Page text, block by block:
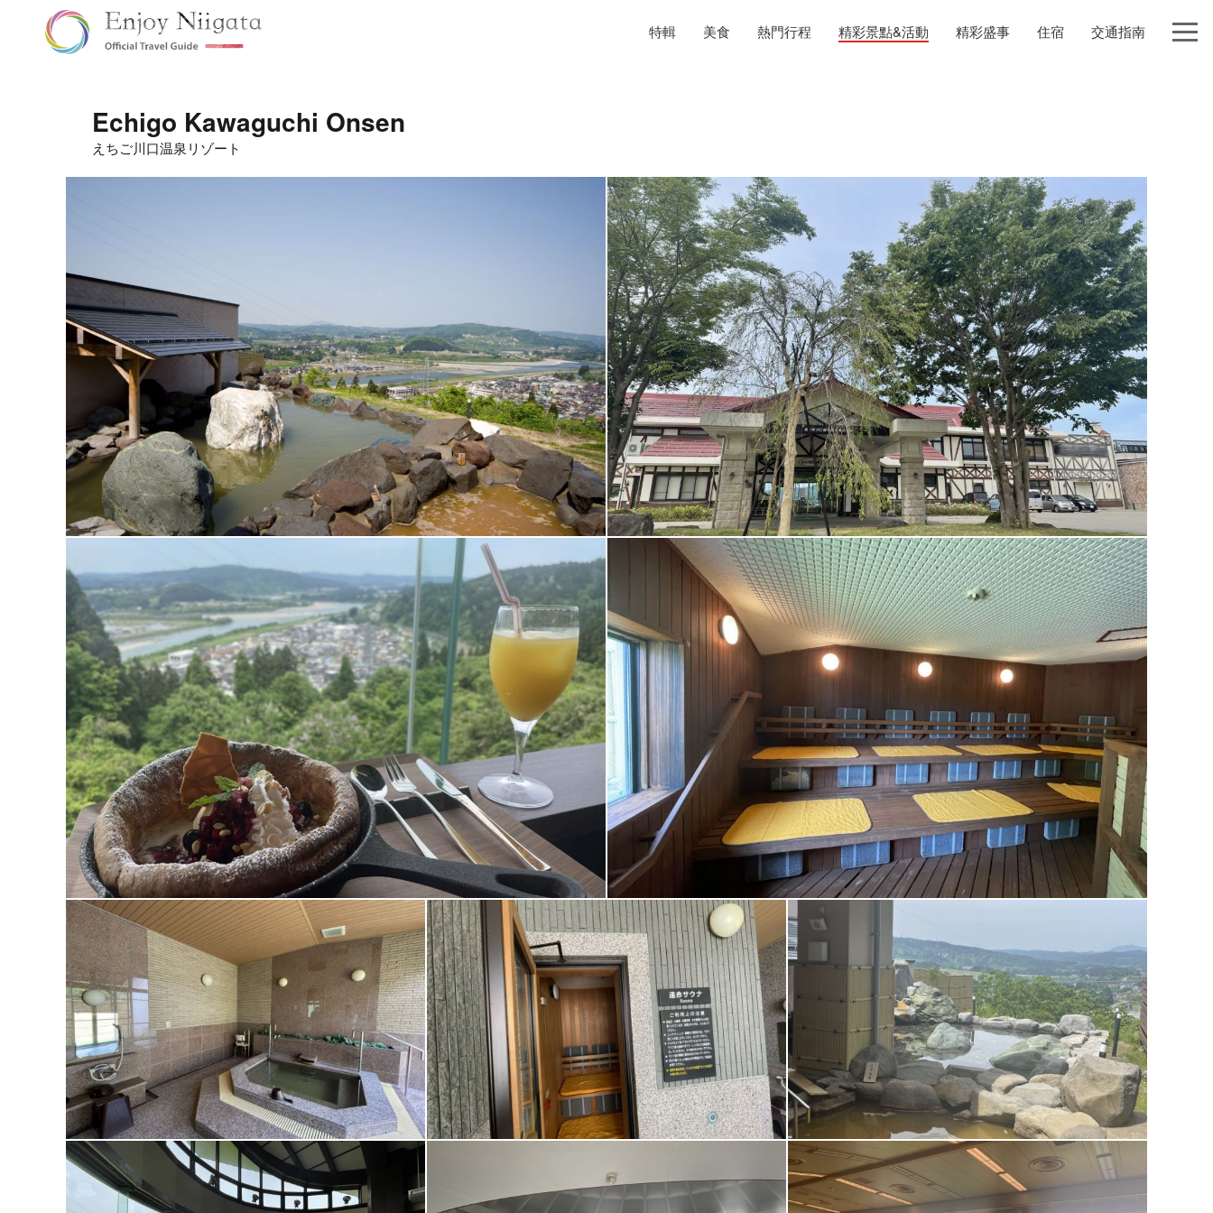
特輯 美食 熱門行程 精彩景點&活動 精彩盛事 住宿 交通指南
Echigo Kawaguchi Onsen
えちご川口温泉リゾート